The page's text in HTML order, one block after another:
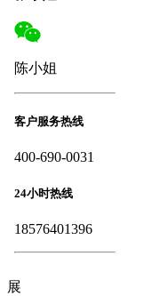
陈小姐
客户服务热线
400-690-0031
24小时热线
18576401396
展